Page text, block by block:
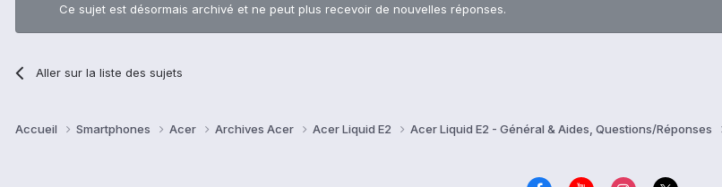
Ce sujet est désormais archivé et ne peut plus recevoir de nouvelles réponses.
Aller sur la liste des sujets
Accueil Smartphones Acer Archives Acer Acer Liquid E2 Acer Liquid E2 - Général & Aides, Questions/Réponses